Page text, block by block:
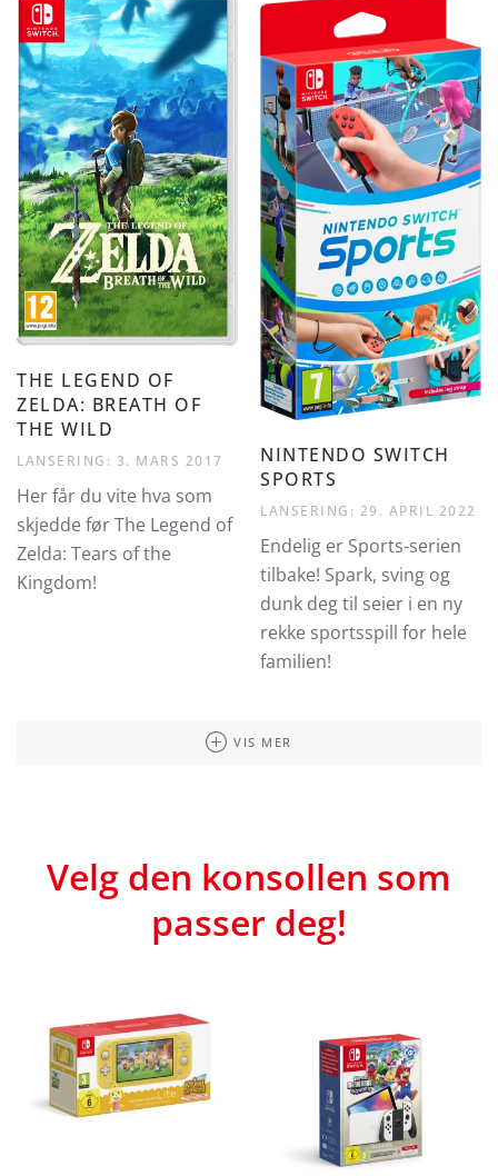
THE LEGEND OF
ZELDA: BREATH OF
THE WILD
LANSERING: 3. MARS 2017
Her får du vite hva som
skjedde før The Legend of
Zelda: Tears of the
Kingdom!
NINTENDO SWITCH
SPORTS
LANSERING: 29. APRIL 2022
Endelig er Sports-serien
tilbake! Spark, sving og
dunk deg til seier i en ny
rekke sportsspill for hele
familien!
VIS MER
Velg den konsollen som
passer deg!